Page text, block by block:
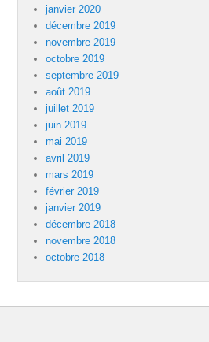
janvier 2020
décembre 2019
novembre 2019
octobre 2019
septembre 2019
août 2019
juillet 2019
juin 2019
mai 2019
avril 2019
mars 2019
février 2019
janvier 2019
décembre 2018
novembre 2018
octobre 2018